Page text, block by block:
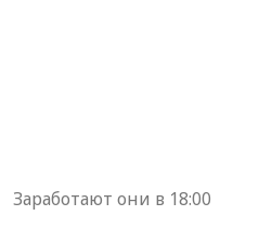
Заработают они в 18:00